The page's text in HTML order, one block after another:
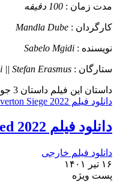
مدت زمان : 100 دقیقه
کارگردان : Mandla Dube
نویسنده : Sabelo Mgidi
ستارگان : Stefan Erasmus
داستان این فیلم داستان 3 جوان را روایت میکند که به دنبال آزادی هستند و در یک بانک در آفریقای جنوبی در سیلورتون پناه میبرند. آنها همه مشتریان و کارمندان را گروگان گرفته و .....
دانلود فیلم Silverton Siege 2022 محاصره سیلورتون
دانلود فیلم Blasted 2022 منفجر
دانلود فیلم خارجی
۱۶ تیر ۱۴۰۱
پست ويژه